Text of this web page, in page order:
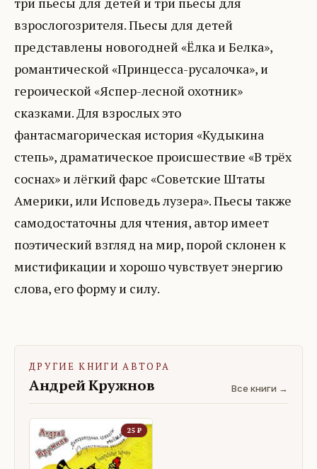
взрослогозрителя. Пьесы для детей
представлены новогодней «Ёлка и Белка»,
романтической «Принцесса-русалочка», и
героической «Яспер-лесной охотник»
сказками. Для взрослых это
фантасмагорическая история «Кудыкина
степь», драматическое происшествие «В трёх
соснах» и лёгкий фарс «Советские Штаты
Америки, или Исповедь лузера». Пьесы также
самодостаточны для чтения, автор имеет
поэтический взгляд на мир, порой склонен к
мистификации и хорошо чувствует энергию
слова, его форму и силу.
ДРУГИЕ КНИГИ АВТОРА
Андрей Кружнов Все книги →
25 ₽